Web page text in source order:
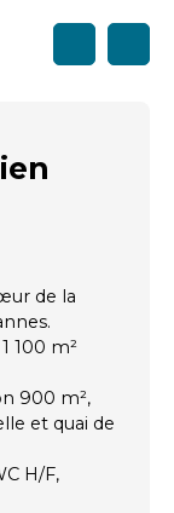
de la
100 m²
900 m²,
et quai de
H/F,